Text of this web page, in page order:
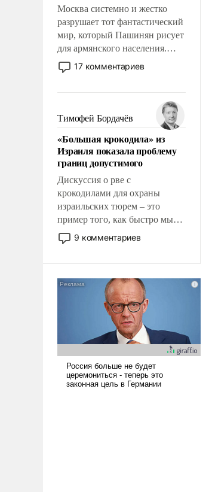
Москва системно и жестко
разрушает тот фантастический
мир, который Пашинян рисует
для армянского населения.
Мир, где политические
прожекты будут безусловно
налогоплательщиков и где
Еревану за свои поступки не
нужно отвечать.
17 комментариев
Тимофей Бордачёв
«Большая крокодила» из
Израиля показала проблему
границ допустимого
Дискуссия о рве с
крокодилами для охраны
израильских тюрем – это
пример того, как быстро мы
двигаемся по пути
революционных изменений.
псевдонаучной фантастики,
стало всерьез обсуждаемой
9 комментариев